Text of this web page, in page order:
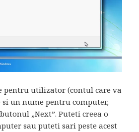
pentru utilizator (contul care va
un nume pentru computer,
„Next”. Puteti creea o
sau puteti sari peste acest